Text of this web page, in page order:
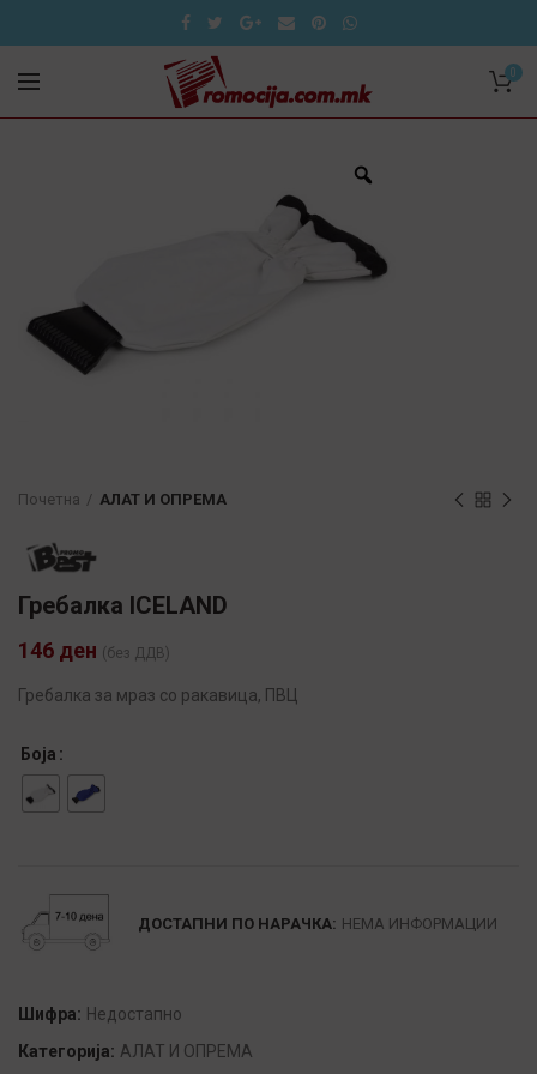
0
Почетна АЛАТ И ОПРЕМА
Гребалка ICELAND
146 ден (без ДДВ)
Гребалка за мраз со ракавица, ПВЦ
Боја
ДОСТАПНИ ПО НАРАЧКА: НЕМА ИНФОРМАЦИИ
Шифра: Недостапно
Категорија: АЛАТ И ОПРЕМА